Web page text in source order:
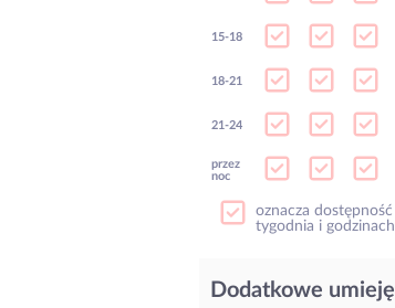
15-18
18-21
21-24
przez
noc
oznacza
tygodnia i godzinach
Dodatkowe